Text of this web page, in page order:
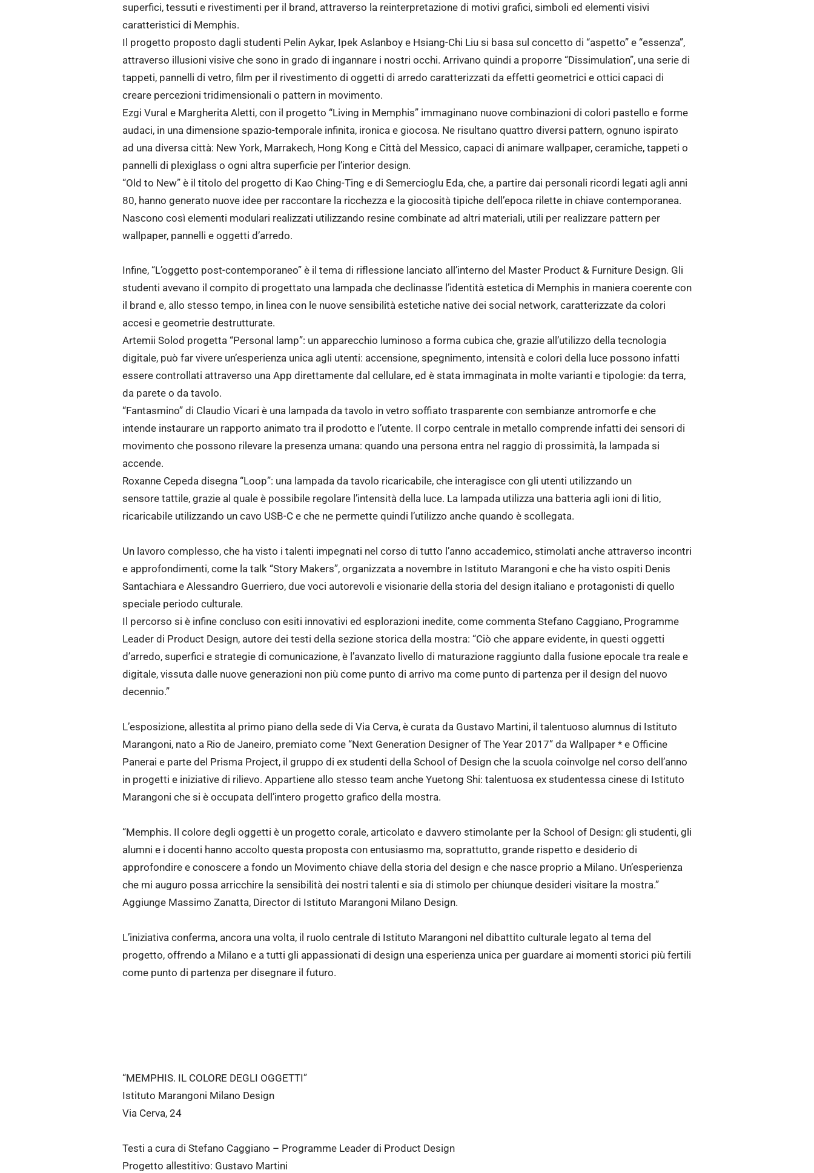
superfici, tessuti e rivestimenti per il brand, attraverso la reinterpretazione di motivi grafici, simboli ed elementi visivi
caratteristici di Memphis.
Il progetto proposto dagli studenti Pelin Aykar, Ipek Aslanboy e Hsiang-Chi Liu si basa sul concetto di “aspetto” e “essenza”,
attraverso illusioni visive che sono in grado di ingannare i nostri occhi. Arrivano quindi a proporre “Dissimulation”, una serie di
tappeti, pannelli di vetro, film per il rivestimento di oggetti di arredo caratterizzati da effetti geometrici e ottici capaci di
creare percezioni tridimensionali o pattern in movimento.
Ezgi Vural e Margherita Aletti, con il progetto “Living in Memphis” immaginano nuove combinazioni di colori pastello e forme
audaci, in una dimensione spazio-temporale infinita, ironica e giocosa. Ne risultano quattro diversi pattern, ognuno ispirato
ad una diversa città: New York, Marrakech, Hong Kong e Città del Messico, capaci di animare wallpaper, ceramiche, tappeti o
pannelli di plexiglass o ogni altra superficie per l’interior design.
“Old to New” è il titolo del progetto di Kao Ching-Ting e di Semercioglu Eda, che, a partire dai personali ricordi legati agli anni
80, hanno generato nuove idee per raccontare la ricchezza e la giocosità tipiche dell’epoca rilette in chiave contemporanea.
Nascono così elementi modulari realizzati utilizzando resine combinate ad altri materiali, utili per realizzare pattern per
wallpaper, pannelli e oggetti d’arredo.
Infine, “L’oggetto post-contemporaneo” è il tema di riflessione lanciato all’interno del Master Product & Furniture Design. Gli
studenti avevano il compito di progettato una lampada che declinasse l’identità estetica di Memphis in maniera coerente con
il brand e, allo stesso tempo, in linea con le nuove sensibilità estetiche native dei social network, caratterizzate da colori
accesi e geometrie destrutturate.
Artemii Solod progetta “Personal lamp”: un apparecchio luminoso a forma cubica che, grazie all’utilizzo della tecnologia
digitale, può far vivere un’esperienza unica agli utenti: accensione, spegnimento, intensità e colori della luce possono infatti
essere controllati attraverso una App direttamente dal cellulare, ed è stata immaginata in molte varianti e tipologie: da terra,
da parete o da tavolo.
“Fantasmino” di Claudio Vicari è una lampada da tavolo in vetro soffiato trasparente con sembianze antromorfe e che
intende instaurare un rapporto animato tra il prodotto e l’utente. Il corpo centrale in metallo comprende infatti dei sensori di
movimento che possono rilevare la presenza umana: quando una persona entra nel raggio di prossimità, la lampada si
accende.
Roxanne Cepeda disegna “Loop”: una lampada da tavolo ricaricabile, che interagisce con gli utenti utilizzando un
sensore tattile, grazie al quale è possibile regolare l’intensità della luce. La lampada utilizza una batteria agli ioni di litio,
ricaricabile utilizzando un cavo USB-C e che ne permette quindi l’utilizzo anche quando è scollegata.
Un lavoro complesso, che ha visto i talenti impegnati nel corso di tutto l’anno accademico, stimolati anche attraverso incontri
e approfondimenti, come la talk “Story Makers”, organizzata a novembre in Istituto Marangoni e che ha visto ospiti Denis
Santachiara e Alessandro Guerriero, due voci autorevoli e visionarie della storia del design italiano e protagonisti di quello
speciale periodo culturale.
Il percorso si è infine concluso con esiti innovativi ed esplorazioni inedite, come commenta Stefano Caggiano, Programme
Leader di Product Design, autore dei testi della sezione storica della mostra: “Ciò che appare evidente, in questi oggetti
d’arredo, superfici e strategie di comunicazione, è l’avanzato livello di maturazione raggiunto dalla fusione epocale tra reale e
digitale, vissuta dalle nuove generazioni non più come punto di arrivo ma come punto di partenza per il design del nuovo
decennio.”
L’esposizione, allestita al primo piano della sede di Via Cerva, è curata da Gustavo Martini, il talentuoso alumnus di Istituto
Marangoni, nato a Rio de Janeiro, premiato come “Next Generation Designer of The Year 2017” da Wallpaper * e Officine
Panerai e parte del Prisma Project, il gruppo di ex studenti della School of Design che la scuola coinvolge nel corso dell’anno
in progetti e iniziative di rilievo. Appartiene allo stesso team anche Yuetong Shi: talentuosa ex studentessa cinese di Istituto
Marangoni che si è occupata dell’intero progetto grafico della mostra.
“Memphis. Il colore degli oggetti è un progetto corale, articolato e davvero stimolante per la School of Design: gli studenti, gli
alumni e i docenti hanno accolto questa proposta con entusiasmo ma, soprattutto, grande rispetto e desiderio di
approfondire e conoscere a fondo un Movimento chiave della storia del design e che nasce proprio a Milano. Un’esperienza
che mi auguro possa arricchire la sensibilità dei nostri talenti e sia di stimolo per chiunque desideri visitare la mostra.”
Aggiunge Massimo Zanatta, Director di Istituto Marangoni Milano Design.
L’iniziativa conferma, ancora una volta, il ruolo centrale di Istituto Marangoni nel dibattito culturale legato al tema del
progetto, offrendo a Milano e a tutti gli appassionati di design una esperienza unica per guardare ai momenti storici più fertili
come punto di partenza per disegnare il futuro.
“MEMPHIS. IL COLORE DEGLI OGGETTI”
Istituto Marangoni Milano Design
Via Cerva, 24
Testi a cura di Stefano Caggiano – Programme Leader di Product Design
Progetto allestitivo: Gustavo Martini